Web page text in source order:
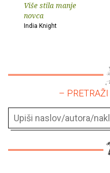
Više stila manje
novca
India Knight
–